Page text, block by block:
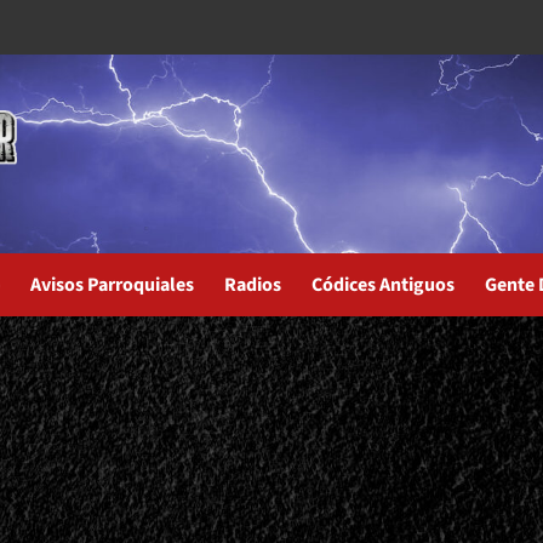
Avisos Parroquiales Radios Códices Antiguos Gente